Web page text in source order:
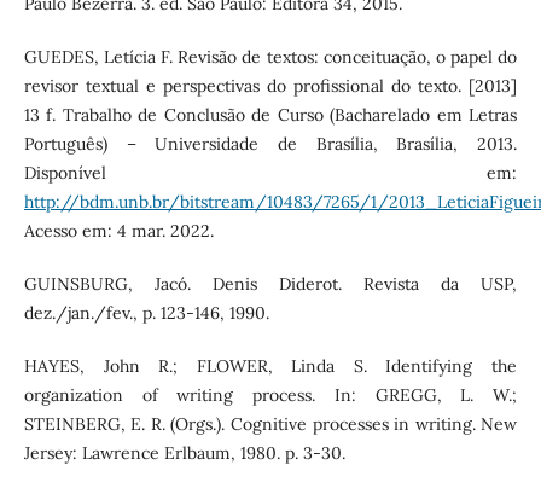
GUEDES, Letícia F. Revisão de textos: conceituação, o papel do
revisor textual e perspectivas do profissional do texto. [2013]
13 f. Trabalho de Conclusão de Curso (Bacharelado em Letras
Português) – Universidade de Brasília, Brasília, 2013.
Disponível em:
http://bdm.unb.br/bitstream/10483/7265/1/
Acesso em: 4 mar. 2022.
GUINSBURG, Jacó. Denis Diderot. Revista da USP,
dez./jan./fev., p. 123-146, 1990.
HAYES, John R.; FLOWER, Linda S. Identifying the
organization of writing process. In: GREGG, L. W.;
STEINBERG, E. R. (Orgs.). Cognitive processes in writing. New
Jersey: Lawrence Erlbaum, 1980. p. 3-30.